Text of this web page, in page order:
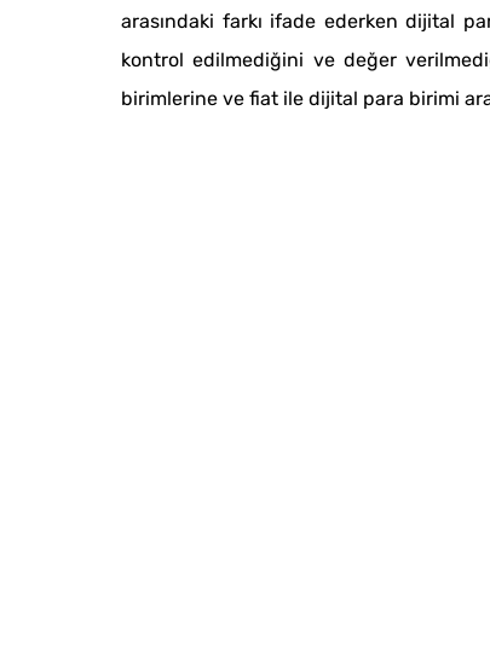
arasındaki farkı ifade ederken dijital
kontrol edilmediğini ve değer
birimlerine ve fiat ile dijital para birimi